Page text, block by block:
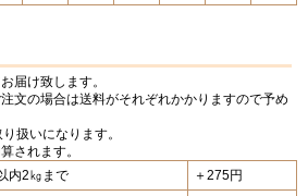
届け致します。
文の場合は送料がそれぞれかかりますので予め
扱いになります。
されます。
内2㎏まで
＋275円